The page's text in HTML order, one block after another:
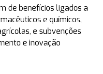
de benefícios ligados a
e químicos,
e subvenções
e inovação